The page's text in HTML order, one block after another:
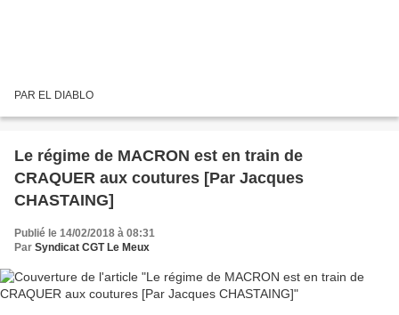
PAR EL DIABLO
Le régime de MACRON est en train de
CRAQUER aux coutures [Par Jacques
CHASTAING]
Publié le 14/02/2018 à 08:31
Par Syndicat CGT Le Meux